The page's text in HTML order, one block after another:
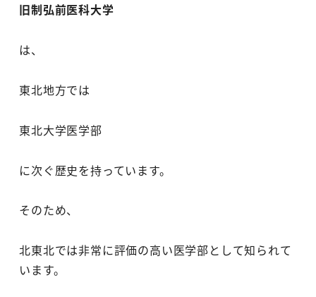
旧制弘前医科大学
は、
東北地方では
東北大学医学部
に次ぐ歴史を持っています。
そのため、
北東北では非常に評価の高い医学部として知られて
います。